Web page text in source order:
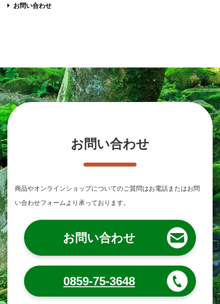
お問い合わせ
お問い合わせ
商品やオンラインショップについてのご質問はお電話またはお問
い合わせフォームより承っております。
お問い合わせ
0859-75-3648